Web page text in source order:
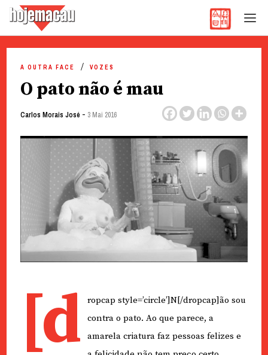
content
A OUTRA FACE VOZES
O pato não é mau
Carlos Morais José - 3 Mai 2016
[d
ropcap style=’circle’]N[/dropcap]ão sou
contra o pato. Ao que parece, a
amarela criatura faz pessoas felizes e